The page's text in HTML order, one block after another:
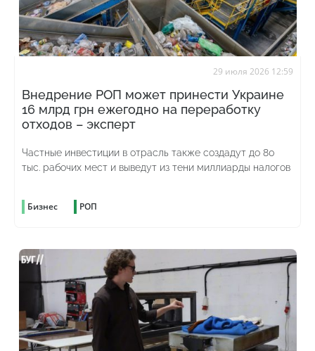
29 июля 2026 12:59
Внедрение РОП может принести Украине
16 млрд грн ежегодно на переработку
отходов – эксперт
Частные инвестиции в отрасль также создадут до 80
тыс. рабочих мест и выведут из тени миллиарды налогов
Бизнес РОП